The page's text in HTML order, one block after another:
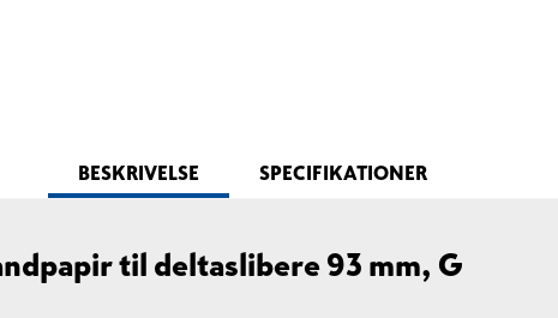
BESKRIVELSE SPECIFIKATIONER
til deltaslibere 93 mm, G